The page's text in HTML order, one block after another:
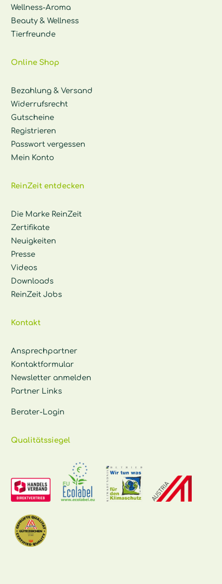
Wellness-Aroma
Beauty & Wellness
Tierfreunde
Online Shop
Bezahlung & Versand
Widerrufsrecht
Gutscheine
Registrieren
Passwort vergessen
Mein Konto
ReinZeit entdecken
Die Marke ReinZeit
Zertifikate
Neuigkeiten
Presse
Videos
Downloads
ReinZeit Jobs
Kontakt
Ansprechpartner
Kontaktformular
Newsletter anmelden
Partner Links
Berater-Login
Qualitätssiegel